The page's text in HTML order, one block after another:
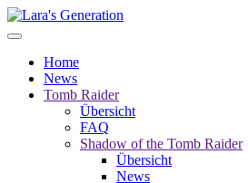
Home
News
Tomb Raider
Übersicht
FAQ
Shadow of the Tomb Raider
Übersicht
News